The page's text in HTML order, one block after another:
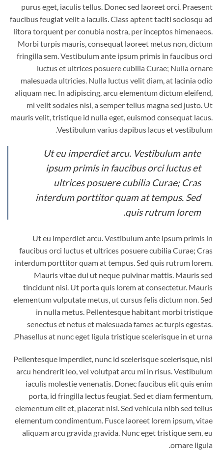
purus eget, iaculis tellus. Donec sed laoreet orci. Praesent
faucibus feugiat velit a iaculis. Class aptent taciti sociosqu ad
litora torquent per conubia nostra, per inceptos himenaeos.
Morbi turpis mauris, consequat laoreet metus non, dictum
fringilla sem. Vestibulum ante ipsum primis in faucibus orci
luctus et ultrices posuere cubilia Curae; Nulla ornare
malesuada ultricies. Nulla luctus velit diam, at lacinia odio
aliquam nec. In adipiscing, arcu elementum dictum eleifend,
mi velit sodales nisi, a semper tellus magna sed justo. Ut
mauris velit, tristique id nulla eget, euismod consequat lacus.
Vestibulum varius dapibus lacus et vestibulum.
Ut eu imperdiet arcu. Vestibulum ante
ipsum primis in faucibus orci luctus et
ultrices posuere cubilia Curae; Cras
interdum porttitor quam at tempus. Sed
quis rutrum lorem.
Ut eu imperdiet arcu. Vestibulum ante ipsum primis in
faucibus orci luctus et ultrices posuere cubilia Curae; Cras
interdum porttitor quam at tempus. Sed quis rutrum lorem.
Mauris vitae dui ut neque pulvinar mattis. Mauris sed
tincidunt nisi. Ut porta quis lorem at consectetur. Mauris
elementum vulputate metus, ut cursus felis dictum non. Sed
in nulla metus. Pellentesque habitant morbi tristique
senectus et netus et malesuada fames ac turpis egestas.
Phasellus at nunc eget ligula tristique scelerisque in et urna.
Pellentesque imperdiet, nunc id scelerisque scelerisque, nisi
arcu hendrerit leo, vel volutpat arcu mi in risus. Vestibulum
iaculis molestie venenatis. Donec faucibus elit quis enim
porta, id fringilla lectus feugiat. Sed et diam fermentum,
elementum elit et, placerat nisi. Sed vehicula nibh sed tellus
elementum condimentum. Fusce laoreet lorem ipsum, vitae
aliquam arcu gravida gravida. Nunc eget tristique sem, eu
ornare ligula.